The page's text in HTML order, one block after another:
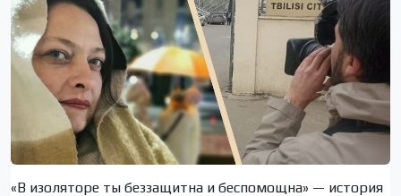
«В изоляторе ты беззащитна и беспомощна» — история